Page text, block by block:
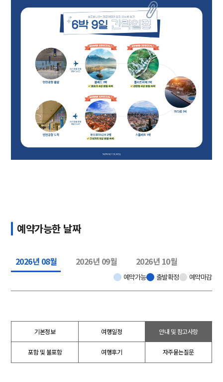
예약가능한 날짜
2026년 08월 2026년 09월 2026년 10월
예약가능 출발확정 예약마감
기본정보 여행일정 안내 및 참고사항
포함 및 불포함 여행후기 자주묻는질문